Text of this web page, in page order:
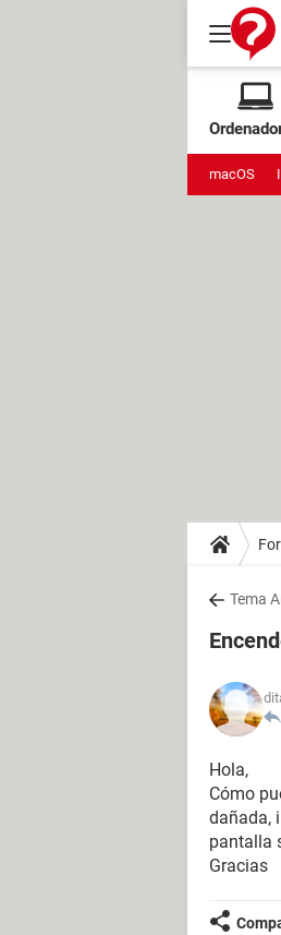
macOS
Tema
Hola,
Cómo
dañada,
pantalla
Gracias